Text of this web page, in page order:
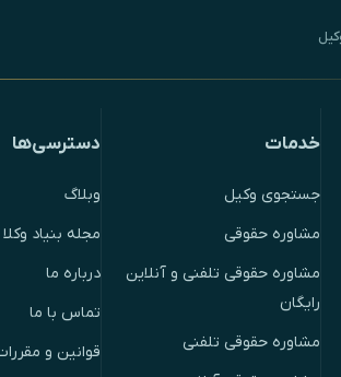
خدمات
جستجوی وکیل
مشاوره حقوقی
مشاوره حقوقی تلفنی و آنلاین
رایگان
مشاوره حقوقی تلفنی
دسترسی‌ها
وبلاگ
مجله بنیاد وکلا
درباره ما
تماس با ما
قوانین و